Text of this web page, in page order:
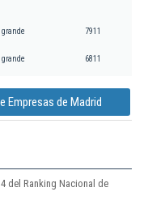
grande 7911
grande 6811
Empresas de Madrid
del Ranking Nacional de